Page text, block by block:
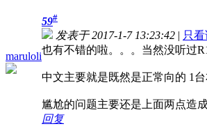
maruloli
59#
发表于 2017-1-7 13:23:42 | 只
也有不错的啦。。。当然没听过
中文主要就是既然是正常向的 1
尴尬的问题主要还是上面两点造
回复